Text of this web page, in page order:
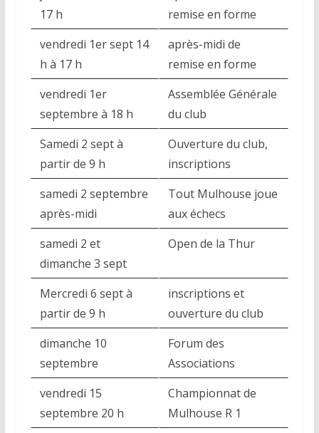
17 h
remise en forme
vendredi 1er sept 14
h à 17 h
après-midi de
remise en forme
vendredi 1er
septembre à 18 h
Assemblée Générale
du club
Samedi 2 sept à
partir de 9 h
Ouverture du club,
inscriptions
samedi 2 septembre
après-midi
Tout Mulhouse joue
aux échecs
samedi 2 et
dimanche 3 sept
Open de la Thur
Mercredi 6 sept à
partir de 9 h
inscriptions et
ouverture du club
dimanche 10
septembre
Forum des
Associations
vendredi 15
septembre 20 h
Championnat de
Mulhouse R 1